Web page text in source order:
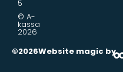
5
© A-
kassa
2026
©2026Website magic by